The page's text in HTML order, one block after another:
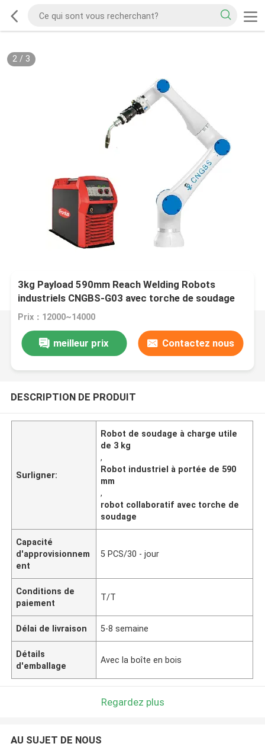
2/ 3
3kg Payload 590mm Reach Welding Robots
industriels CNGBS-G03 avec torche de soudage
Megmeet
Prix：12000~14000
meilleur prix Contactez nous
DESCRIPTION DE PRODUIT
Surligner:
Robot de soudage à charge utile
de 3 kg
,
Robot industriel à portée de 590
mm
,
robot collaboratif avec torche de
soudage
Capacité
d'approvisionnem
ent
5 PCS/30 - jour
Conditions de
paiement
T/T
Délai de livraison 5-8 semaine
Détails
d'emballage
Avec la boîte en bois
Regardez plus
AU SUJET DE NOUS